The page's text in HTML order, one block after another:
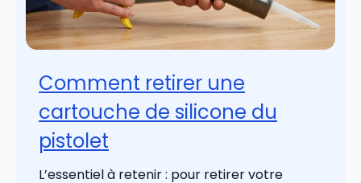
Comment retirer une
cartouche de silicone du
pistolet
L’essentiel à retenir : pour retirer votre